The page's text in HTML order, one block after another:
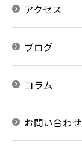
アクセス
ブログ
コラム
お問い合わせ